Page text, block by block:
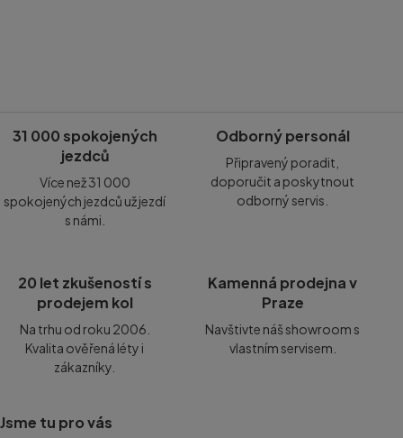
31 000 spokojených
jezdců
Více než 31 000
spokojených jezdců už jezdí
s námi.
Odborný personál
Připravený poradit,
doporučit a poskytnout
odborný servis.
20 let zkušeností s
prodejem kol
Na trhu od roku 2006.
Kvalita ověřená léty i
zákazníky.
Kamenná prodejna v
Praze
Navštivte náš showroom s
vlastním servisem.
Jsme tu pro vás